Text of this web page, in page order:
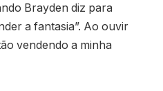
Brayden diz para
a fantasia”. Ao ouvir
vendendo a minha